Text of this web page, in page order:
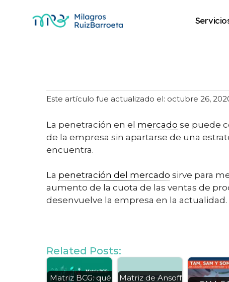
Este artículo fue actualizado el: octubre 26,
La penetración en el mercado se puede
de la empresa sin apartarse de una
encuentra.
La penetración del mercado sirve para
aumento de la cuota de las ventas de
desenvuelve la empresa en la actualidad.
Related Posts:
Matriz BCG: qué
Matriz de Ansoff,